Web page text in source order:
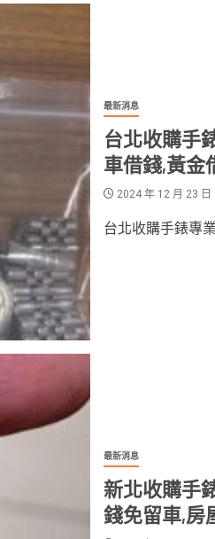
最新消息
台北收購手
車借錢,黃金
2024 年 12 月 23 日
台北收購手錶專
最新消息
新北收購手
錢免留車,房